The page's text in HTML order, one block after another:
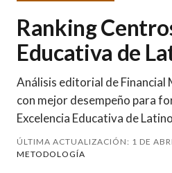
Ranking
Educativa de
Análisis editorial de Financial
con mejor desempeño para
Excelencia Educativa de
ÚLTIMA ACTUALIZACIÓN: 1 DE
METODOLOGÍA